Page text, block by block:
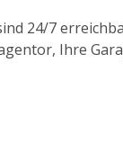
24/7
Ihre